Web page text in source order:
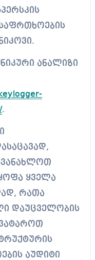
ანალიზი
.
ყველა
რათა
დაუცველობის
აუდიტი